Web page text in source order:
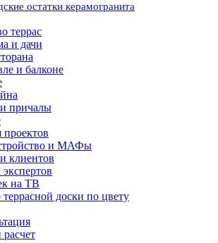
остатки керамогранита
террас
и дачи
и балконе
причалы
проектов
и МАФы
клиентов
на ТВ
доски по цвету